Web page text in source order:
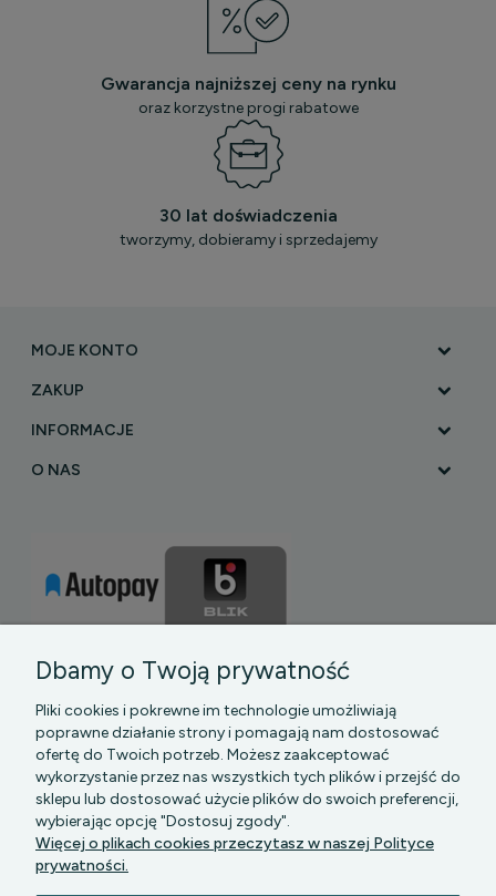
Gwarancja najniższej ceny na rynku
oraz korzystne progi rabatowe
30 lat doświadczenia
tworzymy, dobieramy i sprzedajemy
MOJE KONTO
ZAKUP
INFORMACJE
O NAS
PGK MAZOWSZE SP Z O.O.|| Bartycka 24-210B,
00-716 WARSZAWA, woj. mazowieckie || NIP:
Dbamy o Twoją prywatność
Pliki cookies i pokrewne im technologie umożliwiają
poprawne działanie strony i pomagają nam dostosować
ofertę do Twoich potrzeb. Możesz zaakceptować
wykorzystanie przez nas wszystkich tych plików i przejść do
sklepu lub dostosować użycie plików do swoich preferencji,
wybierając opcję "Dostosuj zgody".
Więcej o plikach cookies przeczytasz w naszej Polityce
prywatności.